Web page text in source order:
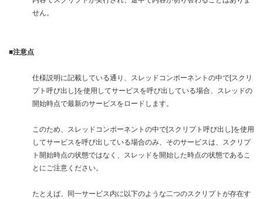
せん。
■注意点
仕様説明に記載している通り、スレッドコンポーネントの中で[スクリ
プト呼び出し]を使用してサービスを呼び出している場合、スレッドの
開始時点で最新のサービスをロードします。
このため、スレッドコンポーネントの中で[スクリプト呼び出し]を使用
してサービスを呼び出している場合のみ、そのサービスは、スクリプ
ト開始時点の状態ではなく、スレッドを開始した時点の状態であるこ
とにご注意ください。
たとえば、同一サービス内に以下のような二つのスクリプトが存在す